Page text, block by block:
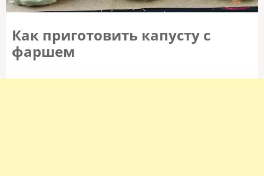
Как приготовить капусту с
фаршем